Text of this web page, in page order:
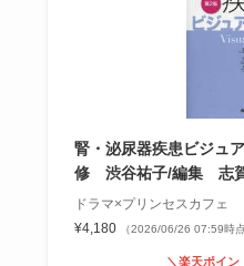
腎・泌尿器疾患ビジュ
修 渋谷祐子/編集 志
ドラマ×プリンセスカフェ
¥4,180
（2026/06/26 07:59時
＼楽天ポイン